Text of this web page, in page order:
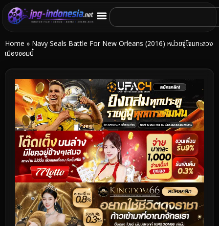
Home » Navy Seals Battle For New Orleans (2016) หน่วยจู่โจมทะลวง
เมืองซอมบี้